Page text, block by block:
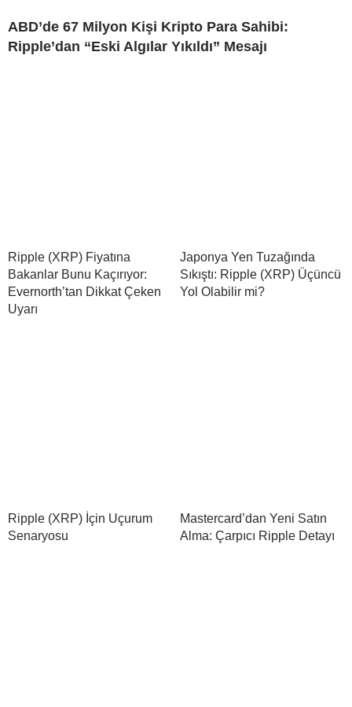
ABD’de 67 Milyon Kişi Kripto Para Sahibi:
Ripple’dan “Eski Algılar Yıkıldı” Mesajı
Ripple (XRP) Fiyatına
Bakanlar Bunu Kaçırıyor:
Evernorth’tan Dikkat Çeken
Uyarı
Japonya Yen Tuzağında
Sıkıştı: Ripple (XRP) Üçüncü
Yol Olabilir mi?
Ripple (XRP) İçin Uçurum
Senaryosu
Mastercard’dan Yeni Satın
Alma: Çarpıcı Ripple Detayı